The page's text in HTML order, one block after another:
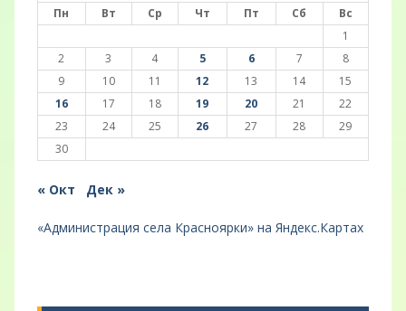
Пн Вт Ср Чт Пт Сб
Вс
1
2
3 4 5 6 7
8
9
10 11 12 13 14
15
16
17 18 19 20 21
22
23
24 25 26 27 28
29
30
« Окт Дек »
«Администрация села Красноярки» на Яндекс.Картах